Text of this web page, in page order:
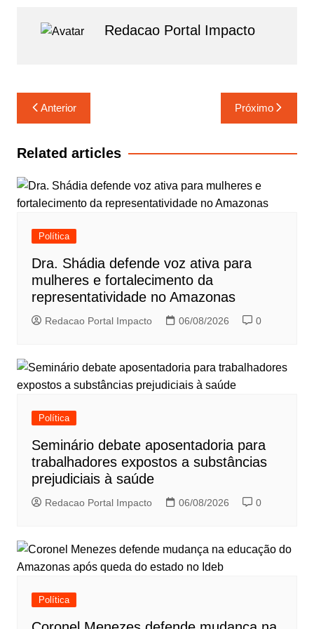
Redacao Portal Impacto
Navegação
de
Post
Anterior Próximo
Related articles
Política
Dra. Shádia defende voz ativa para
mulheres e fortalecimento da
representatividade no Amazonas
Redacao Portal Impacto 06/08/2026 0
Política
Seminário debate aposentadoria para
trabalhadores expostos a substâncias
prejudiciais à saúde
Redacao Portal Impacto 06/08/2026 0
Política